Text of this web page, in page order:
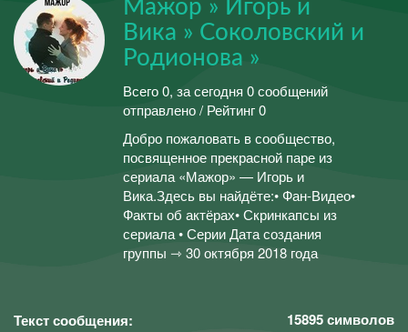
Мажор » Игорь и
Вика » Соколовский и
Родионова »
Всего 0, за сегодня 0 сообщений
отправлено / Рейтинг 0
Добро пожаловать в сообщество,
посвященное прекрасной паре из
сериала «Мажор» — Игорь и
Вика.Здесь вы найдёте:• Фан-Видео•
Факты об актёрах• Скринкапсы из
сериала • Серииㅤㅤ Дата создания
группы ⇾ 30 октября 2018 года
Текст сообщения: 15895символов